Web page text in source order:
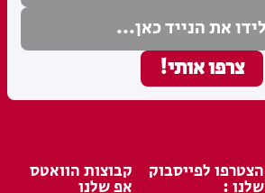
הצטרפו לפייסבוק
שלנו :
קבוצות הוואטס
אפ שלנו